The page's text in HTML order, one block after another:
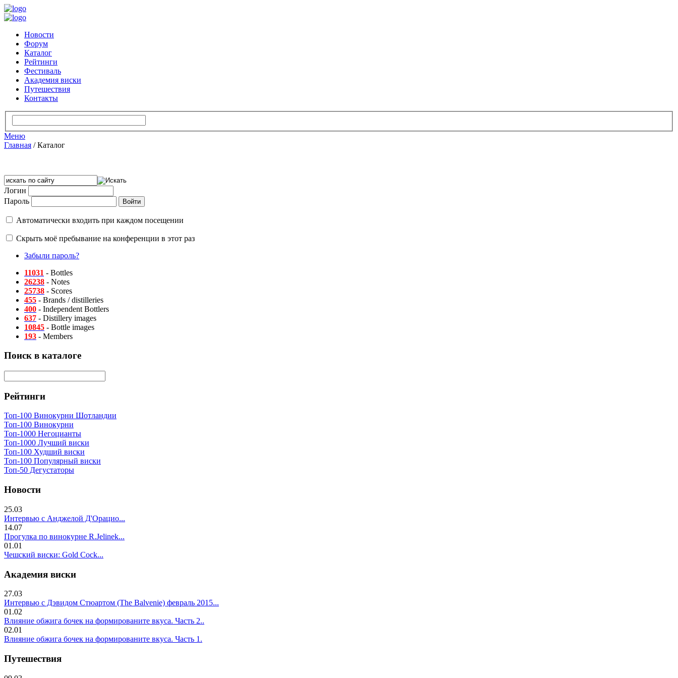
Новости
Форум
Каталог
Рейтинги
Фестиваль
Академия виски
Путешествия
Контакты
Меню
Главная /Каталог
Логин
Пароль
Автоматически входить при каждом посещении
Скрыть моё пребывание на конференции в этот раз
Забыли пароль?
11031 - Bottles
26238 - Notes
25738 - Scores
455 - Brands / distilleries
400 - Independent Bottlers
637 - Distillery images
10845 - Bottle images
193 - Members
Поиск в каталоге
Рейтинги
Топ-100 Винокурни Шотландии
Топ-100 Винокурни
Топ-1000 Негоцианты
Топ-1000 Лучший виски
Топ-100 Худший виски
Топ-100 Популярный виски
Топ-50 Дегустаторы
Новости
25.03
Интервью с Анджелой Д'Орацио...
14.07
Прогулка по винокурне R.Jelinek...
01.01
Чешский виски: Gold Cock...
Академия виски
27.03
Интервью с Дэвидом Стюартом (The Balvenie) февраль 2015...
01.02
Влияние обжига бочек на формированите вкуса. Часть 2..
02.01
Влияние обжига бочек на формированите вкуса. Часть 1.
Путешествия